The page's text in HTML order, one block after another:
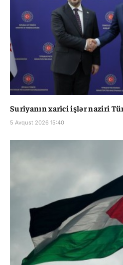
Suriyanın xarici işlər naziri
5 Avqust 2026 15:40